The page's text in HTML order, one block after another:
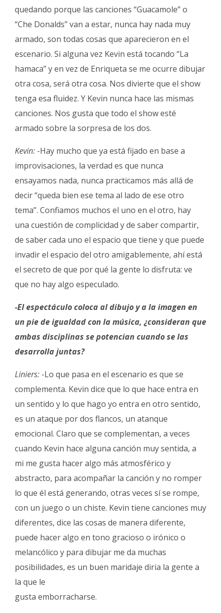
quedando porque las canciones “Guacamole” o
“Che Donalds” van a estar, nunca hay nada muy
armado, son todas cosas que aparecieron en el
escenario. Si alguna vez Kevin está tocando “La
hamaca” y en vez de Enriqueta se me ocurre dibujar
otra cosa, será otra cosa. Nos divierte que el show
tenga esa fluidez. Y Kevin nunca hace las mismas
canciones. Nos gusta que todo el show esté
armado sobre la sorpresa de los dos.
Kevin: -Hay mucho que ya está fijado en base a
improvisaciones, la verdad es que nunca
ensayamos nada, nunca practicamos más allá de
decir “queda bien ese tema al lado de ese otro
tema”. Confiamos muchos el uno en el otro, hay
una cuestión de complicidad y de saber compartir,
de saber cada uno el espacio que tiene y que puede
invadir el espacio del otro amigablemente, ahí está
el secreto de que por qué la gente lo disfruta: ve
que no hay algo especulado.
-El espectáculo coloca al dibujo y a la imagen en
un pie de igualdad con la música, ¿consideran que
ambas disciplinas se potencian cuando se las
desarrolla juntas?
Liniers: -Lo que pasa en el escenario es que se
complementa. Kevin dice que lo que hace entra en
un sentido y lo que hago yo entra en otro sentido,
es un ataque por dos flancos, un atanque
emocional. Claro que se complementan, a veces
cuando Kevin hace alguna canción muy sentida, a
mi me gusta hacer algo más atmosférico y
abstracto, para acompañar la canción y no romper
lo que él está generando, otras veces sí se rompe,
con un juego o un chiste. Kevin tiene canciones muy
diferentes, dice las cosas de manera diferente,
puede hacer algo en tono gracioso o irónico o
melancólico y para dibujar me da muchas
posibilidades, es un buen maridaje diria la gente a
la que le
gusta emborracharse.